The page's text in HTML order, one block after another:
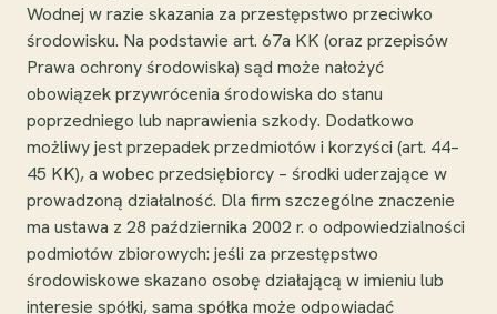
Wodnej w razie skazania za przestępstwo przeciwko
środowisku. Na podstawie art. 67a KK (oraz przepisów
Prawa ochrony środowiska) sąd może nałożyć
obowiązek przywrócenia środowiska do stanu
poprzedniego lub naprawienia szkody. Dodatkowo
możliwy jest przepadek przedmiotów i korzyści (art. 44–
45 KK), a wobec przedsiębiorcy – środki uderzające w
prowadzoną działalność. Dla firm szczególne znaczenie
ma ustawa z 28 października 2002 r. o odpowiedzialności
podmiotów zbiorowych: jeśli za przestępstwo
środowiskowe skazano osobę działającą w imieniu lub
interesie spółki, sama spółka może odpowiadać